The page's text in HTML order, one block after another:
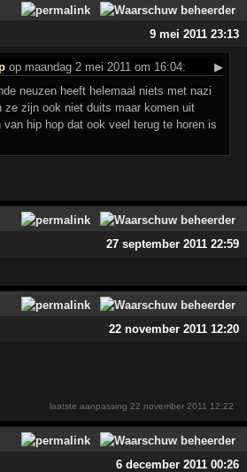
9 mei 2011 23:13
op maandag 2 mei 2011 om 16:04:
▶
neuzen heeft helemaal niets met nazi
ze zijn ook niet duits maar komen uit
hip hop dat ook veel terug te horen is
27 september 2011 22:59
22 november 2011 12:20
laatste aanpassing22 november 2011 12:22
6 december 2011 00:26